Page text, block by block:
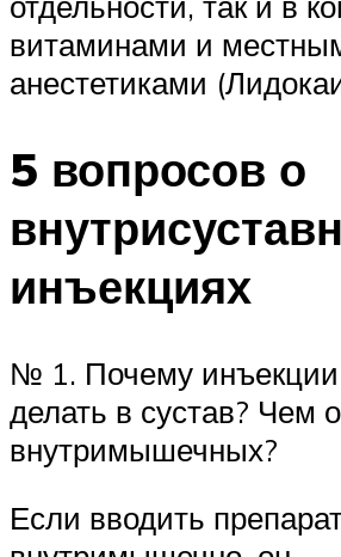
витаминами и
анестетиками
5 вопросов о
инъекциях
№ 1. Почему инъекции
делать в сустав? Чем
внутримышечных?
Если вводить